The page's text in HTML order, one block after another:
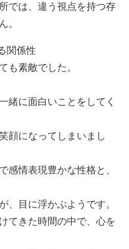
では、違う視点を持つ存
。
関係性
も素敵でした。
緒に面白いことをしてく
顔になってしまいまし
感情表現豊かな性格と、
、目に浮かぶようです。
てきた時間の中で、心を